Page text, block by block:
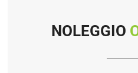
NOLEGGIO